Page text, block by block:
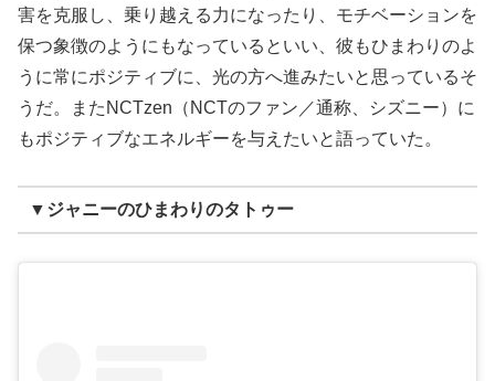
害を克服し、乗り越える力になったり、モチベーションを
保つ象徴のようにもなっているといい、彼もひまわりのよ
うに常にポジティブに、光の方へ進みたいと思っているそ
うだ。またNCTzen（NCTのファン／通称、シズニー）に
もポジティブなエネルギーを与えたいと語っていた。
▼ジャニーのひまわりのタトゥー